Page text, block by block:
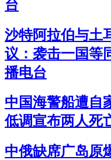
台
沙特阿拉伯与土
议：袭击一国等
播电台
中国海警船遭自
低调宣布两人死
中俄缺席广岛原